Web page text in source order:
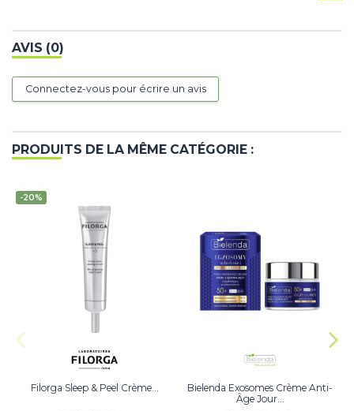
AVIS (0)
Connectez-vous pour écrire un avis
PRODUITS DE LA MÊME CATÉGORIE :
-20%
Filorga Sleep & Peel Crème...
Bielenda Exosomes Crème Anti-
Âge Jour...